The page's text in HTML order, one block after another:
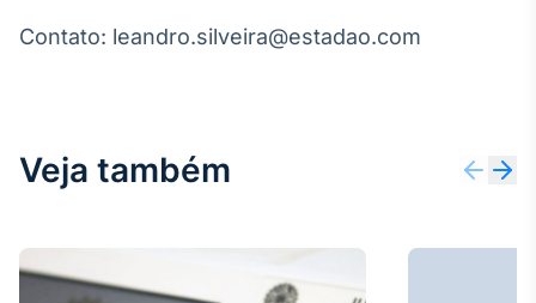
para conteúdos e
Contato: leandro.silveira@estadao.com
Veja também